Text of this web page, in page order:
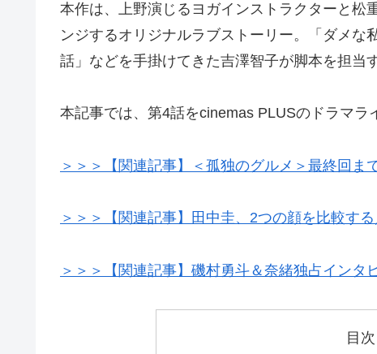
本作は、上野演じるヨガインストラクターと松
ンジするオリジナルラブストーリー。「ダメな
話」などを手掛けてきた吉澤智子が脚本を担当
本記事では、第4話をcinemas PLUSのドラマラ
＞＞＞【関連記事】＜孤独のグルメ＞最終回ま
＞＞＞【関連記事】田中圭、2つの顔を比較す
＞＞＞【関連記事】磯村勇斗＆奈緒独占インタ
目次